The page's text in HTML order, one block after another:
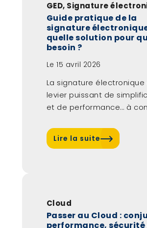
GED, Signature
Guide pratique de la
signature
quelle solution pour
besoin ?
Le15 avril 2026
La signature électronique
levier puissant de
et de performance… à
Lire la suite
Cloud
Passer au Cloud :
performance, sécurité